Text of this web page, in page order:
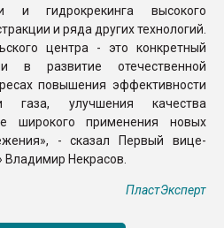
и гидрокрекинга высокого
и ряда других технологий.
центра - это конкретный
в развитие отечественной
повышения эффективности
газа, улучшения качества
широкого применения новых
- сказал Первый вице-
Некрасов.
ПластЭксперт